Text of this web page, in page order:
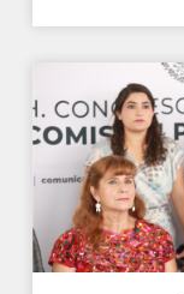
Autónoma de
normalidad
próximo 10 de